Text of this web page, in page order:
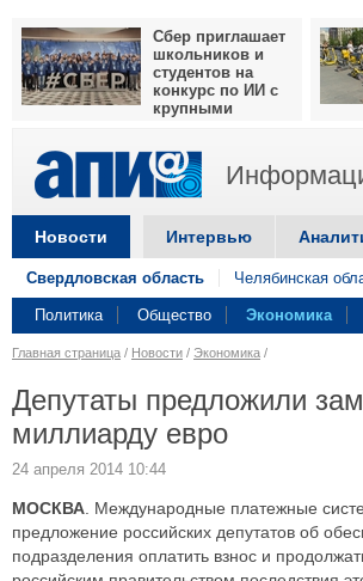
Сбер приглашает
школьников и
студентов на
конкурс по ИИ с
крупными
Новости Интервью
Свердловская область Челябинская
Политика Общество Экономика
Главная страница / Новости / Экономика /
Депутаты предложили
миллиарду евро
24 апреля 2014 10:44
МОСКВА . Международные платежные
предложение российских депутатов об
подразделения оплатить взнос и